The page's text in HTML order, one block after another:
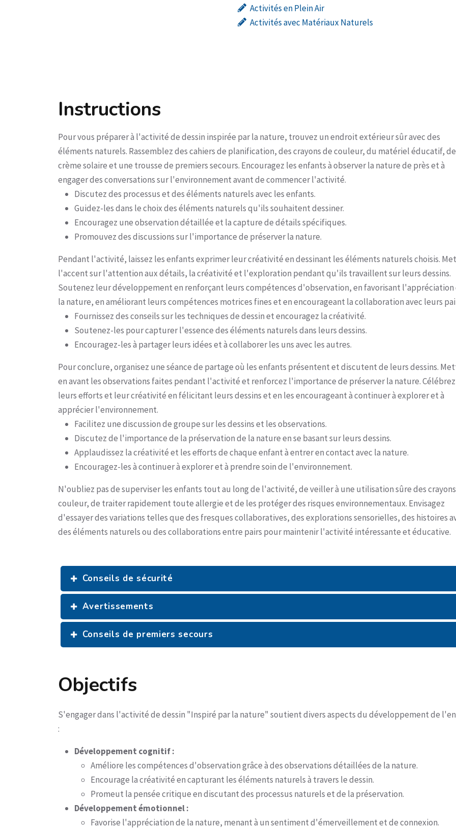
Activités en Plein Air
Activités avec Matériaux Naturels
Instructions
Pour vous préparer à l'activité de dessin inspirée par la nature, trouvez un endroit extérieur sûr avec des
éléments naturels. Rassemblez des cahiers de planification, des crayons de couleur, du matériel éducatif,
crème solaire et une trousse de premiers secours. Encouragez les enfants à observer la nature de près et à
engager des conversations sur l'environnement avant de commencer l'activité.
Discutez des processus et des éléments naturels avec les enfants.
Guidez-les dans le choix des éléments naturels qu'ils souhaitent dessiner.
Encouragez une observation détaillée et la capture de détails spécifiques.
Promouvez des discussions sur l'importance de préserver la nature.
Pendant l'activité, laissez les enfants exprimer leur créativité en dessinant les éléments naturels choisis.
l'accent sur l'attention aux détails, la créativité et l'exploration pendant qu'ils travaillent sur leurs dessins.
Soutenez leur développement en renforçant leurs compétences d'observation, en favorisant l'appréciation
la nature, en améliorant leurs compétences motrices fines et en encourageant la collaboration avec leurs
Fournissez des conseils sur les techniques de dessin et encouragez la créativité.
Soutenez-les pour capturer l'essence des éléments naturels dans leurs dessins.
Encouragez-les à partager leurs idées et à collaborer les uns avec les autres.
Pour conclure, organisez une séance de partage où les enfants présentent et discutent de leurs dessins.
en avant les observations faites pendant l'activité et renforcez l'importance de préserver la nature. Célébrez
leurs efforts et leur créativité en félicitant leurs dessins et en les encourageant à continuer à explorer et à
apprécier l'environnement.
Facilitez une discussion de groupe sur les dessins et les observations.
Discutez de l'importance de la préservation de la nature en se basant sur leurs dessins.
Applaudissez la créativité et les efforts de chaque enfant à entrer en contact avec la nature.
Encouragez-les à continuer à explorer et à prendre soin de l'environnement.
N'oubliez pas de superviser les enfants tout au long de l'activité, de veiller à une utilisation sûre des
couleur, de traiter rapidement toute allergie et de les protéger des risques environnementaux. Envisagez
d'essayer des variations telles que des fresques collaboratives, des explorations sensorielles, des histoires
des éléments naturels ou des collaborations entre pairs pour maintenir l'activité intéressante et éducative.
Conseils de sécurité
Avertissements
Conseils de premiers secours
Objectifs
S'engager dans l'activité de dessin "Inspiré par la nature" soutient divers aspects du développement de
:
Développement cognitif :
Améliore les compétences d'observation grâce à des observations détaillées de la nature.
Encourage la créativité en capturant les éléments naturels à travers le dessin.
Promeut la pensée critique en discutant des processus naturels et de la préservation.
Développement émotionnel :
Favorise l'appréciation de la nature, menant à un sentiment d'émerveillement et de connexion.